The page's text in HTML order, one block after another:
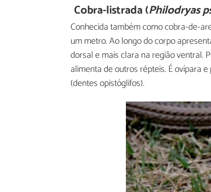
Cobra-listrada (Philodryas
Conhecida também como cobra-de-
um metro. Ao longo do corpo
dorsal e mais clara na região ventral.
alimenta de outros répteis. É ovípara e
(dentes opistóglifos).